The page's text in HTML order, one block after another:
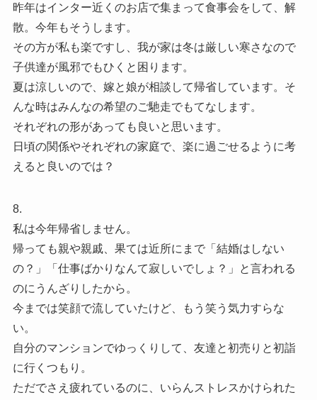
昨年はインター近くのお店で集まって食事会をして、解
散。今年もそうします。
その方が私も楽ですし、我が家は冬は厳しい寒さなので
子供達が風邪でもひくと困ります。
夏は涼しいので、嫁と娘が相談して帰省しています。そ
んな時はみんなの希望のご馳走でもてなします。
それぞれの形があっても良いと思います。
日頃の関係やそれぞれの家庭で、楽に過ごせるように考
えると良いのでは？
8.
私は今年帰省しません。
帰っても親や親戚、果ては近所にまで「結婚はしない
の？」「仕事ばかりなんて寂しいでしょ？」と言われる
のにうんざりしたから。
今までは笑顔で流していたけど、もう笑う気力すらな
い。
自分のマンションでゆっくりして、友達と初売りと初詣
に行くつもり。
ただでさえ疲れているのに、いらんストレスかけられた